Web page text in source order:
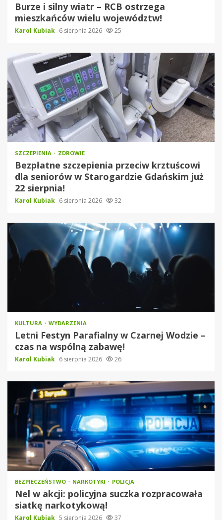
Burze i silny wiatr – RCB ostrzega
mieszkańców wielu województw!
Karol Kubiak 6 sierpnia 2026 25
SZCZEPIENIA ZDROWIE
Bezpłatne szczepienia przeciw krztuścowi
dla seniorów w Starogardzie Gdańskim już
22 sierpnia!
Karol Kubiak 6 sierpnia 2026 32
KULTURA WYDARZENIA
Letni Festyn Parafialny w Czarnej Wodzie –
czas na wspólną zabawę!
Karol Kubiak 6 sierpnia 2026 26
BEZPIECZEŃSTWO NARKOTYKI POLICJA
Nel w akcji: policyjna suczka rozpracowała
siatkę narkotykową!
Karol Kubiak 5 sierpnia 2026 37